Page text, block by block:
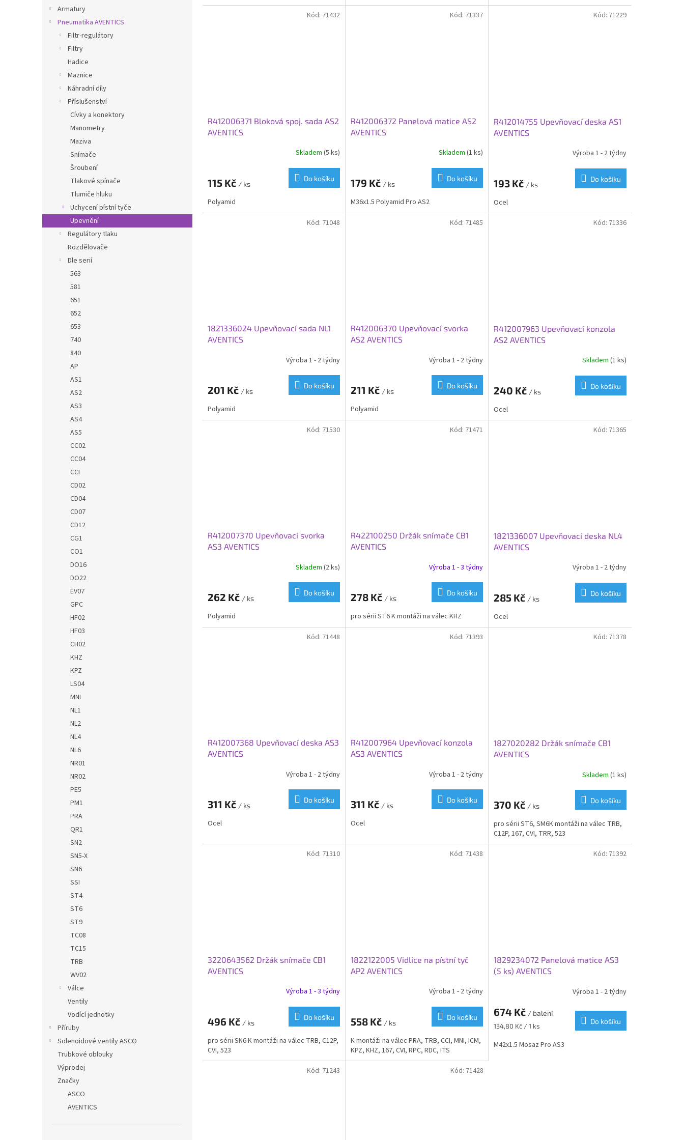
Armatury
Pneumatika AVENTICS
Filtr-regulátory
Filtry
Hadice
Maznice
Náhradní díly
Příslušenství
Cívky a konektory
Manometry
Maziva
Snímače
Šroubení
Tlakové spínače
Tlumiče hluku
Uchycení pístní tyče
Upevnění
Regulátory tlaku
Rozdělovače
Dle serií
563
581
651
652
653
740
840
AP
AS1
AS2
AS3
AS4
AS5
CC02
CC04
CCI
CD02
CD04
CD07
CD12
CG1
CO1
DO16
DO22
EV07
GPC
HF02
HF03
CH02
KHZ
KPZ
LS04
MNI
NL1
NL2
NL4
NL6
NR01
NR02
PE5
PM1
PRA
QR1
SN2
SN5-X
SN6
SSI
ST4
ST6
ST9
TC08
TC15
TRB
WV02
Válce
Ventily
Vodící jednotky
Příruby
Solenoidové ventily ASCO
Trubkové oblouky
Výprodej
Značky
ASCO
AVENTICS
R412006371 Bloková spoj. sada AS2
AVENTICS
Skladem (5 ks)
115 Kč / ks
Do košíku
Polyamid
Kód: 71432
R412006372 Panelová matice AS2
AVENTICS
Skladem (1 ks)
179 Kč / ks
Do košíku
M36x1.5 Polyamid Pro AS2
Kód: 71337
R412014755 Upevňovací deska AS1
AVENTICS
Výroba 1 - 2 týdny
193 Kč / ks
Do košíku
Ocel
Kód: 71229
1821336024 Upevňovací sada NL1
AVENTICS
Výroba 1 - 2 týdny
201 Kč / ks
Do košíku
Polyamid
Kód: 71048
R412006370 Upevňovací svorka
AS2 AVENTICS
Výroba 1 - 2 týdny
211 Kč / ks
Do košíku
Polyamid
Kód: 71485
R412007963 Upevňovací konzola
AS2 AVENTICS
Skladem (1 ks)
240 Kč / ks
Do košíku
Ocel
Kód: 71336
R412007370 Upevňovací svorka
AS3 AVENTICS
Skladem (2 ks)
262 Kč / ks
Do košíku
Polyamid
Kód: 71530
R422100250 Držák snímače CB1
AVENTICS
Výroba 1 - 3 týdny
278 Kč / ks
Do košíku
pro sérii ST6 K montáži na válec KHZ
Kód: 71471
1821336007 Upevňovací deska NL4
AVENTICS
Výroba 1 - 2 týdny
285 Kč / ks
Do košíku
Ocel
Kód: 71365
R412007368 Upevňovací deska AS3
AVENTICS
Výroba 1 - 2 týdny
311 Kč / ks
Do košíku
Ocel
Kód: 71448
R412007964 Upevňovací konzola
AS3 AVENTICS
Výroba 1 - 2 týdny
311 Kč / ks
Do košíku
Ocel
Kód: 71393
1827020282 Držák snímače CB1
AVENTICS
Skladem (1 ks)
370 Kč / ks
Do košíku
pro sérii ST6, SM6K montáži na válec TRB,
C12P, 167, CVI, TRR, 523
Kód: 71378
3220643562 Držák snímače CB1
AVENTICS
Výroba 1 - 3 týdny
496 Kč / ks
Do košíku
pro sérii SN6 K montáži na válec TRB, C12P,
CVI, 523
Kód: 71310
1822122005 Vidlice na pístní tyč
AP2 AVENTICS
Výroba 1 - 2 týdny
558 Kč / ks
Do košíku
K montáži na válec PRA, TRB, CCI, MNI, ICM,
KPZ, KHZ, 167, CVI, RPC, RDC, ITS
Kód: 71438
1829234072 Panelová matice AS3
(5 ks) AVENTICS
Výroba 1 - 2 týdny
674 Kč / balení
Měrná
134,80 Kč / 1 ks
Do košíku
M42x1.5 Mosaz Pro AS3
Kód: 71392
Kód: 71243 Kód: 71428